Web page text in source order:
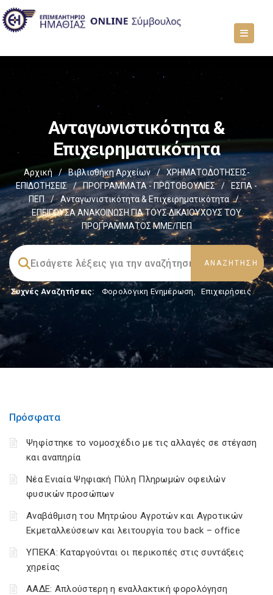
Ανταγωνιστικότητα &
Επιχειρηματικότητα
Αρχική / Βιβλιοθήκη Αρχείων /
ΧΡΗΜΑΤΟΔΟΤΗΣΕΙΣ-
ΕΠΙΔΟΤΗΣΕΙΣ
/ ΠΡΟΓΡΑΜΜΑΤΑ - ΠΡΩΤΟΒΟΥΛΙΕΣ /
ΕΣΠΑ -
ΠΕΠ
/ Ανταγωνιστικότητα & Επιχειρηματικότητα
/
ΕΠΕΙΓΟΥΣΑ ΑΝΑΚΟΙΝΩΣΗ ΓΙΑ ΤΟΥΣ ΔΙΚΑΙΟΥΧΟΥΣ ΤΟΥ
ΠΡΟΓΡΑΜΜΑΤΟΣ ΜΜΕ/ΠΕΠ
Συχνές Αναζητήσεις: Φορολογικη Ενημέρωση, Επιχειρήσεις
Πρόσφατα
Ψηφίστηκε το νομοσχέδιο με τις αλλαγές σε στέγαση
και αναπηρία
Νέα Ενιαία Ψηφιακή Πύλη Πληρωμών οφειλών
φυσικών προσώπων
Αναβάθμιση του Μητρώου Αγροτών και Αγροτικών
Εκμεταλλεύσεων και λειτουργία του back – office
ΥΠΕΚΑ: Καταργούνται οι περικοπές στις συντάξεις
χηρείας
ΑΑΔΕ: Απλούστερη η εναλλακτική φορολόγηση